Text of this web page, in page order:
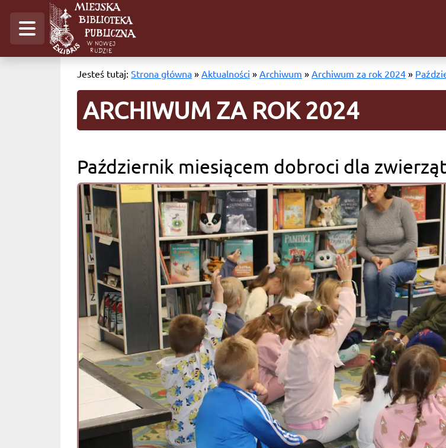
Jesteś tutaj: Strona główna » Aktualności » Archiwum » Archiwum za rok 2024 »
ARCHIWUM ZA ROK 2024
Październik miesiącem dobroci dla